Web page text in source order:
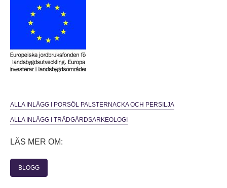
ALLA INLÄGG I PORSÖL PALSTERNACKA OCH PERSILJA
ALLA INLÄGG I TRÄDGÅRDSARKEOLOGI
LÄS MER OM:
BLOGG